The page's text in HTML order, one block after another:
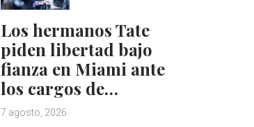
Los hermanos Tate
piden libertad bajo
fianza en Miami ante
los cargos de…
7 agosto, 2026